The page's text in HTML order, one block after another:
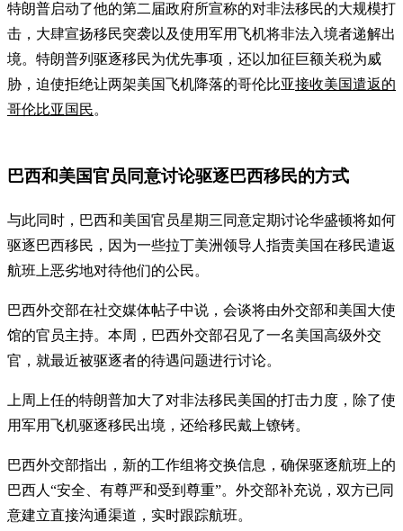
特朗普启动了他的第二届政府所宣称的对非法移民的大规模打
击，大肆宣扬移民突袭以及使用军用飞机将非法入境者递解出
境。特朗普列驱逐移民为优先事项，还以加征巨额关税为威
胁，迫使拒绝让两架美国飞机降落的哥伦比亚接收美国遣返的
哥伦比亚国民。
巴西和美国官员同意讨论驱逐巴西移民的方式
与此同时，巴西和美国官员星期三同意定期讨论华盛顿将如何
驱逐巴西移民，因为一些拉丁美洲领导人指责美国在移民遣返
航班上恶劣地对待他们的公民。
巴西外交部在社交媒体帖子中说，会谈将由外交部和美国大使
馆的官员主持。本周，巴西外交部召见了一名美国高级外交
官，就最近被驱逐者的待遇问题进行讨论。
上周上任的特朗普加大了对非法移民美国的打击力度，除了使
用军用飞机驱逐移民出境，还给移民戴上镣铐。
巴西外交部指出，新的工作组将交换信息，确保驱逐航班上的
巴西人“安全、有尊严和受到尊重”。外交部补充说，双方已同
意建立直接沟通渠道，实时跟踪航班。